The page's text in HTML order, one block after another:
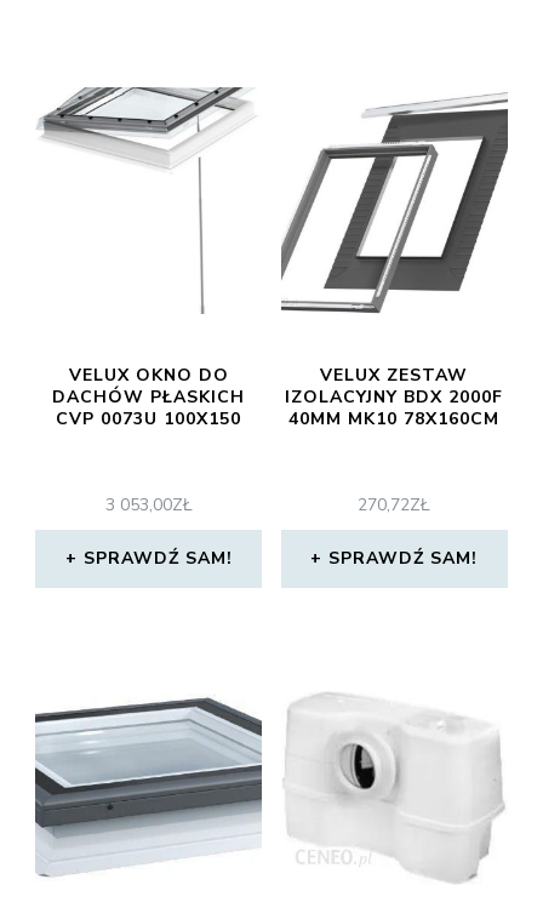
VELUX OKNO DO
DACHÓW PŁASKICH
CVP 0073U 100X150
3 053,00ZŁ
SPRAWDŹ SAM!
VELUX ZESTAW
IZOLACYJNY BDX 2000F
40MM MK10 78X160CM
270,72ZŁ
SPRAWDŹ SAM!